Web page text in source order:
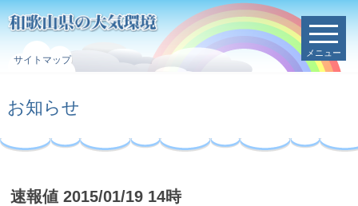
サイトマップ
メニュー
お知らせ
速報値 2015/01/19 14時